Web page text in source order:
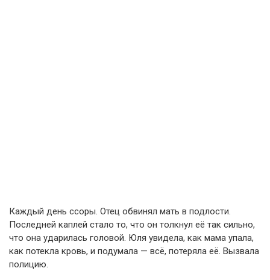
Каждый день ссоры. Отец обвинял мать в подлости.
Последней каплей стало то, что он толкнул её так сильно,
что она ударилась головой. Юля увидела, как мама упала,
как потекла кровь, и подумала — всё, потеряла её. Вызвала
полицию.